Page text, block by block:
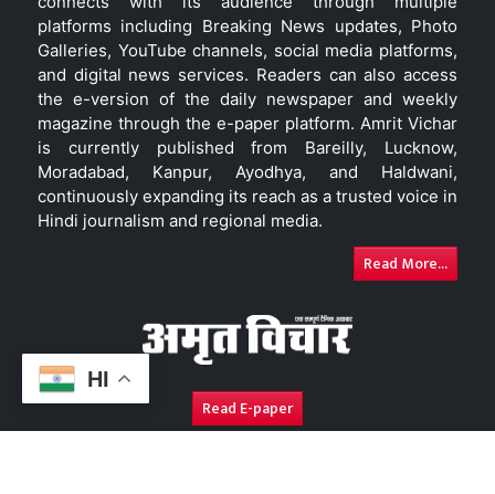
HI
platforms including Breaking News updates, Photo
Galleries, YouTube channels, social media platforms,
and digital news services. Readers can also access
the e-version of the daily newspaper and weekly
magazine through the e-paper platform. Amrit Vichar
is currently published from Bareilly, Lucknow,
Moradabad, Kanpur, Ayodhya, and Haldwani,
continuously expanding its reach as a trusted voice in
Hindi journalism and regional media.
Read More...
Read E-paper